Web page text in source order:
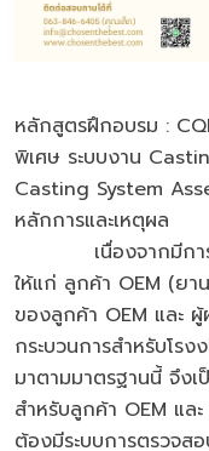
หลักสูตรฝึกอบรม :
พิเศษ ระบบงาน
Casting System
หลักการและเหตุผล
เนื่องจากมีการระ
ให้แก่ ลูกค้า OEM (ย
ของลูกค้า OEM และ ผู้
กระบวนการสำหรับโ
มาตามมาตรฐานนี้ จึง
สำหรับลูกค้า OEM แล
ต้องมีระบบการตรวจส